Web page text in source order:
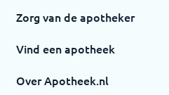
Zorg van de apotheker
Vind een apotheek
Over Apotheek.nl